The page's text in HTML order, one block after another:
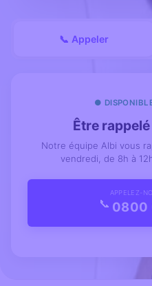
📞 Appeler
●
Être
Notre équipe Albi vous
vendredi, de 8h à
📞
APPELEZ-
0800